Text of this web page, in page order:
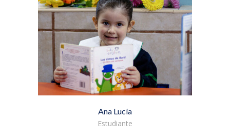
Ana Lucía
Estudiante